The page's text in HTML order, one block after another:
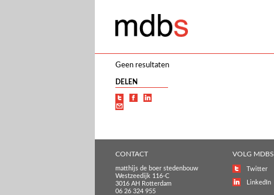
Geen resultaten
DELEN
CONTACT
matthijs de boer stedenbouw
Westzeedijk 116-C
3016 AH Rotterdam
06 26 324 955
VOLG MDBS
Twitter
LinkedIn